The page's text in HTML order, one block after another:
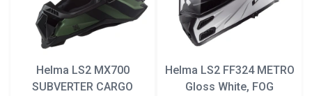
Helma LS2 MX700
SUBVERTER CARGO
Helma LS2 FF324 METRO
Gloss White, FOG